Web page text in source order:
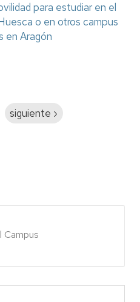
para estudiar en el
o en otros campus
en Aragón
Siguiente
siguiente ›
Campus